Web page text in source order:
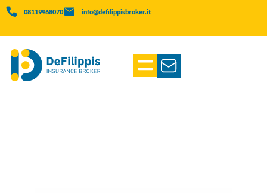
08119968070 info@defilippisbroker.it